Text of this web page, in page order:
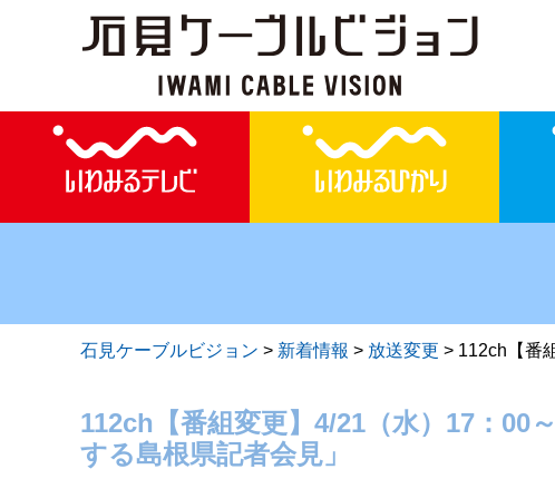
石見ケーブルビジョン > 新着情報 > 放送変更 > 112ch【番
112ch【番組変更】4/21（水）17：00
する島根県記者会見」